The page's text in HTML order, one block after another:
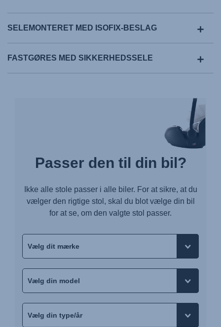
SELEMONTERET MED ISOFIX-BESLAG
FASTGØRES MED SIKKERHEDSSELE
Passer den til din bil?
Ikke alle stole passer i alle biler. For at sikre, at du
vælger den rigtige stol, skal du blot vælge din bil
for at se, om den valgte stol passer.